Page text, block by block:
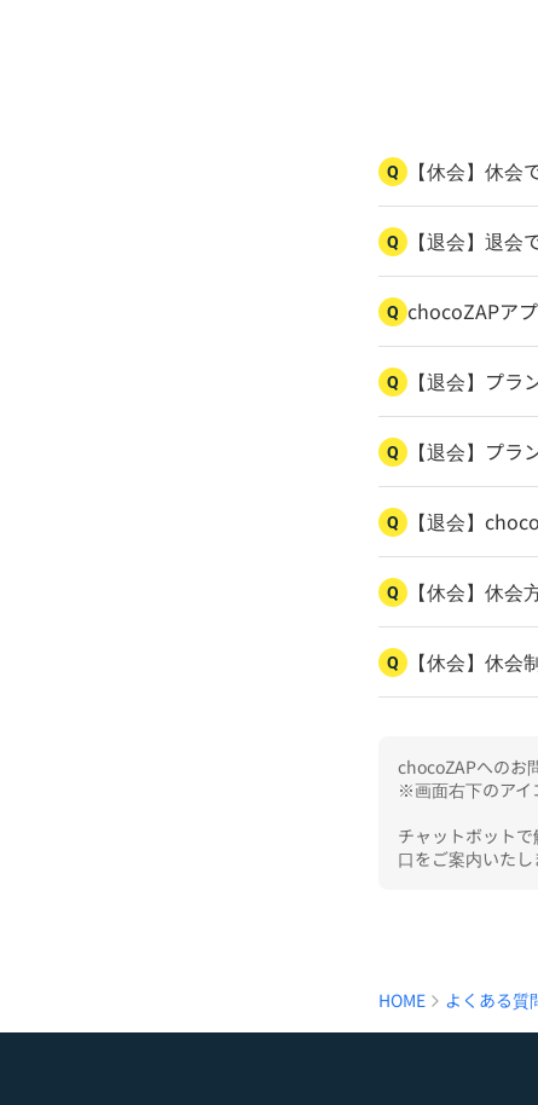
Q 【休会】休会
Q 【退会】退会
Q chocoZAPア
Q 【退会】プラ
Q 【退会】プラ
Q 【退会】
Q 【休会】休会
Q 【休会】休会
chocoZAPへのお
※画面右下のアイ
チャットボット
口をご案内いたし
HOME よくある質